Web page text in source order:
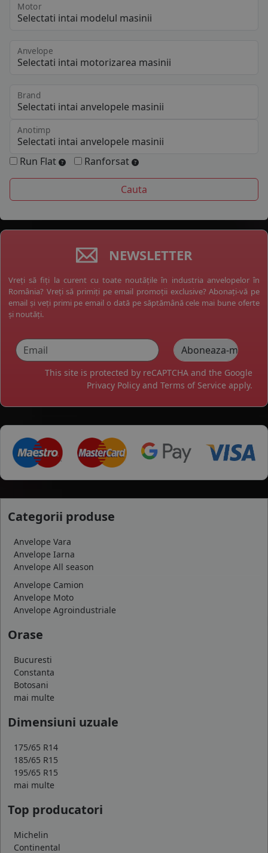
Motor
Anvelope
Brand
Anotimp
Run Flat Ranforsat
NEWSLETTER
Vreți să fiți la curent cu toate noutățile în industria anvelopelor în
România? Vreți să primiți pe email promoții exclusive? Abonați-vă pe
email și veți primi pe email o dată pe săptămână cele mai bune oferte
și noutăți.
This site is protected by reCAPTCHA and the Google
Privacy Policy and Terms of Service apply.
Categorii produse
Anvelope Vara
Anvelope Iarna
Anvelope All season
Anvelope Camion
Anvelope Moto
Anvelope Agroindustriale
Orase
Bucuresti
Constanta
Botosani
mai multe
Dimensiuni uzuale
175/65 R14
185/65 R15
195/65 R15
mai multe
Top producatori
Michelin
Continental